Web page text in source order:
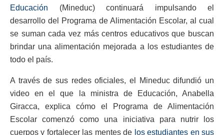
Educación (Mineduc) continuará impulsando el
desarrollo del Programa de Alimentación Escolar, al cual
se suman cada vez más centros educativos que buscan
brindar una alimentación mejorada a los estudiantes de
todo el país.
A través de sus redes oficiales, el Mineduc difundió un
video en el que la ministra de Educación, Anabella
Giracca, explica cómo el Programa de Alimentación
Escolar comenzó como una iniciativa para nutrir los
cuerpos y fortalecer las mentes de los estudiantes en sus